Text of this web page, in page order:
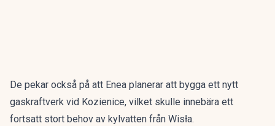
De pekar också på att Enea planerar att bygga ett nytt
gaskraftverk vid Kozienice, vilket skulle innebära ett
fortsatt stort behov av kylvatten från Wisła.